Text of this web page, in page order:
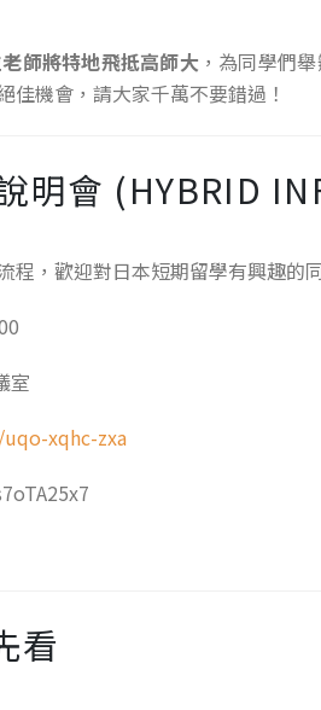
師將特地飛抵高師大 ，為同學們
機會，請大家千萬不要錯過！
明會 (HYBRID
，歡迎對日本短期留學有興趣的
室
xqhc-zxa
看